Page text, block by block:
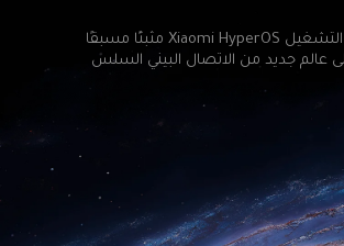
عالم جديد من الاتصال البيني السلس